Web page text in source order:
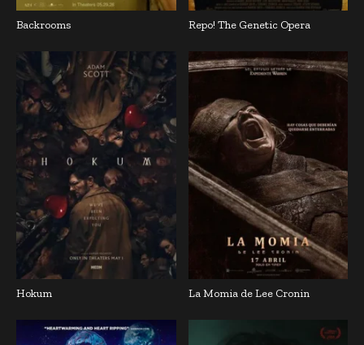
Backrooms Repo! The Genetic Opera
Hokum La Momia de Lee Cronin